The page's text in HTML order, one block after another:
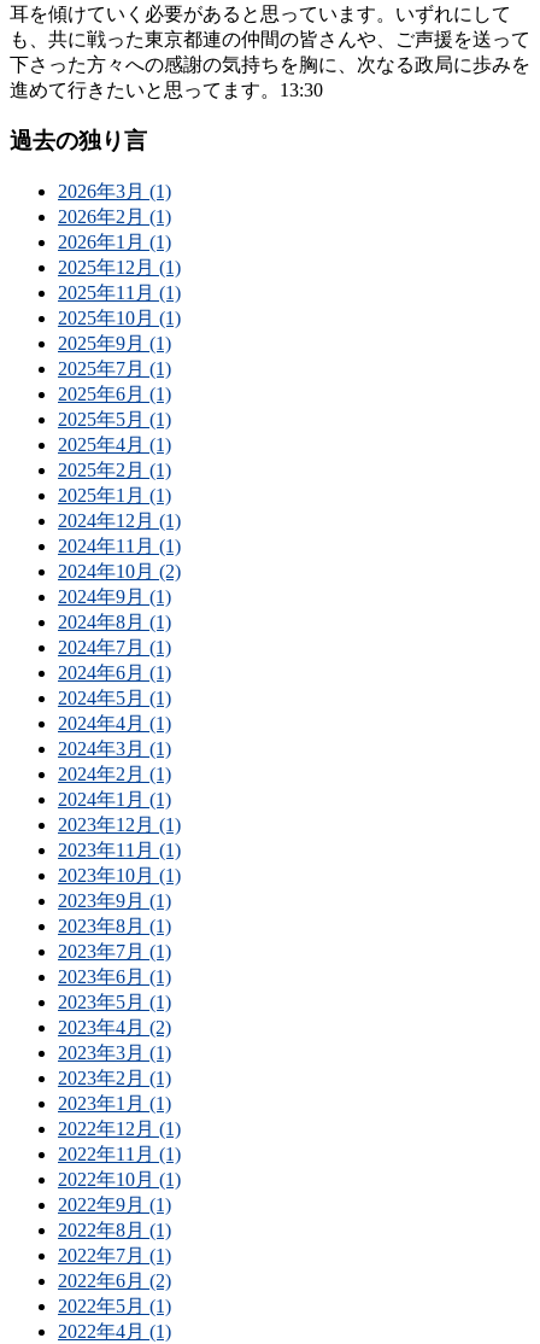
耳を傾けていく必要があると思っています。いずれにして
も、共に戦った東京都連の仲間の皆さんや、ご声援を送って
下さった方々への感謝の気持ちを胸に、次なる政局に歩みを
進めて行きたいと思ってます。13:30
過去の独り言
2026年3月 (1)
2026年2月 (1)
2026年1月 (1)
2025年12月 (1)
2025年11月 (1)
2025年10月 (1)
2025年9月 (1)
2025年7月 (1)
2025年6月 (1)
2025年5月 (1)
2025年4月 (1)
2025年2月 (1)
2025年1月 (1)
2024年12月 (1)
2024年11月 (1)
2024年10月 (2)
2024年9月 (1)
2024年8月 (1)
2024年7月 (1)
2024年6月 (1)
2024年5月 (1)
2024年4月 (1)
2024年3月 (1)
2024年2月 (1)
2024年1月 (1)
2023年12月 (1)
2023年11月 (1)
2023年10月 (1)
2023年9月 (1)
2023年8月 (1)
2023年7月 (1)
2023年6月 (1)
2023年5月 (1)
2023年4月 (2)
2023年3月 (1)
2023年2月 (1)
2023年1月 (1)
2022年12月 (1)
2022年11月 (1)
2022年10月 (1)
2022年9月 (1)
2022年8月 (1)
2022年7月 (1)
2022年6月 (2)
2022年5月 (1)
2022年4月 (1)